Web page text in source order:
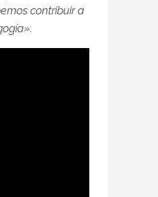
contribuir a